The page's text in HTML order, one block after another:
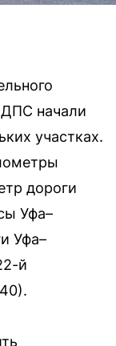
ДПС начали
участках.
дороги
Уфа–
Уфа–
й